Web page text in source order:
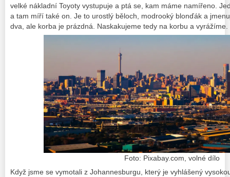
velké nákladní Toyoty vystupuje a ptá se, kam máme namířeno.
a tam míří také on. Je to urostlý běloch, modrooký blonďák a
dva, ale korba je prázdná. Naskakujeme tedy na korbu a vyrážíme.
Foto: Pixabay.com, volné dílo
Když jsme se vymotali z Johannesburgu, který je vyhlášený